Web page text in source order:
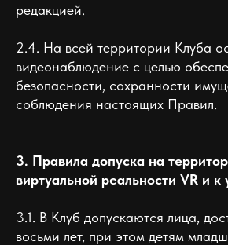
редакцией.
2.4. На всей территории Клуба
видеонаблюдение с целью
безопасности, сохранности
соблюдения настоящих Правил.
3. Правила допуска на
виртуальной реальности VR и к
3.1. В Клуб допускаются лица,
восьми лет, при этом детям